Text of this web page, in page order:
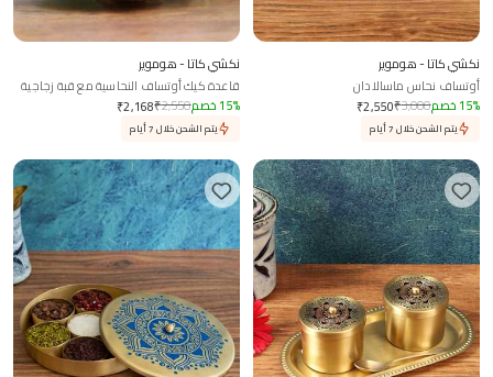
نكشي كاتا - هوموير
أوتساف نحاس ماسالادان
₹2,550₹3,000 15% خصم
يتم الشحن خلال 7 أيام
نكشي كاتا - هوموير
قاعدة كيك أوتساف النحاسية مع قبة زجاجية
₹2,168₹2,550 15% خصم
يتم الشحن خلال 7 أيام